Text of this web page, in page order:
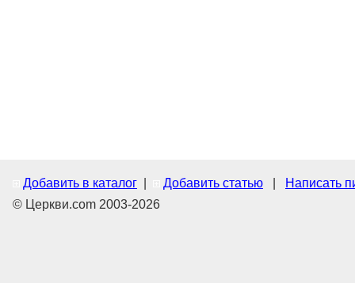
Добавить в каталог Добавить статью
Написать
© Церкви.com 2003-2026